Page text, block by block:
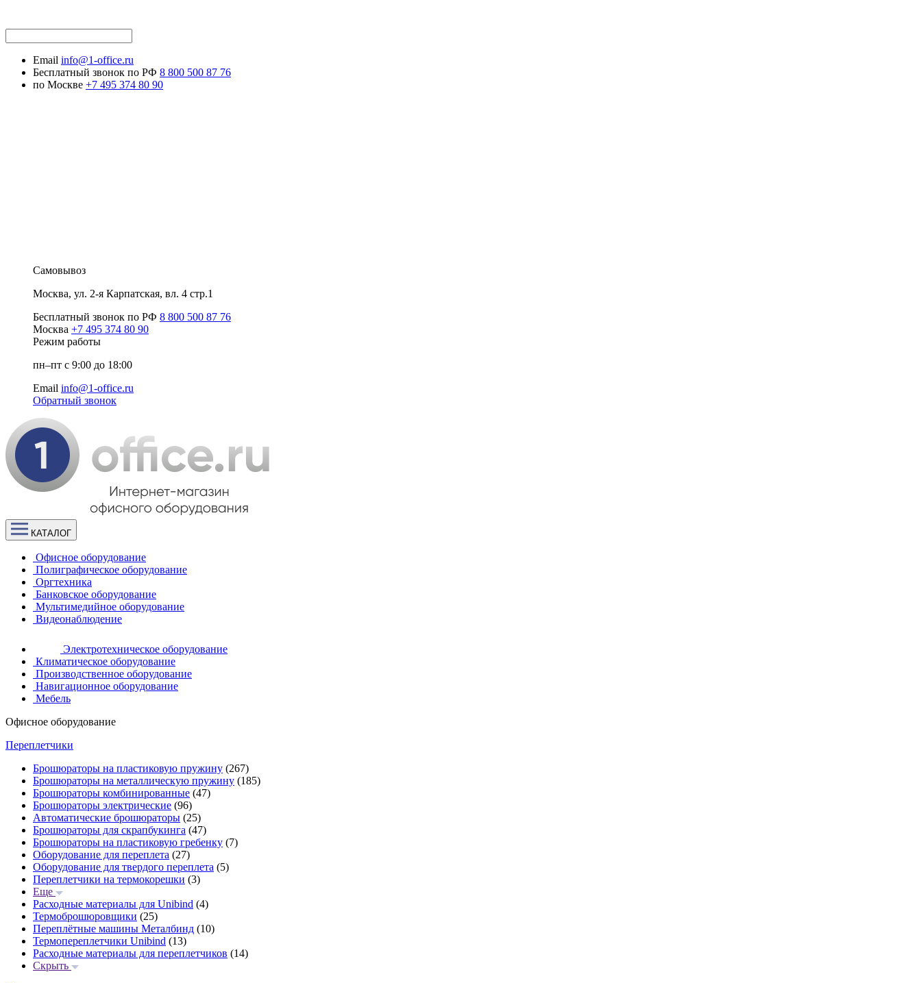
Email info@1-office.ru
Бесплатный звонок по РФ 8 800 500 87 76
по Москве +7 495 374 80 90
Самовывоз
Москва, ул. 2-я Карпатская, вл. 4 стр.1
Бесплатный звонок по РФ 8 800 500 87 76
Москва +7 495 374 80 90
Режим работы
пн–пт с 9:00 до 18:00
Email info@1-office.ru
Обратный звонок
КАТАЛОГ
Офисное оборудование
Полиграфическое оборудование
Оргтехника
Банковское оборудование
Мультимедийное оборудование
Видеонаблюдение
Электротехническое оборудование
Климатическое оборудование
Производственное оборудование
Навигационное оборудование
Мебель
Офисное оборудование
Переплетчики
Брошюраторы на пластиковую пружину (267)
Брошюраторы на металлическую пружину (185)
Брошюраторы комбинированные (47)
Брошюраторы электрические (96)
Автоматические брошюраторы (25)
Брошюраторы для скрапбукинга (47)
Брошюраторы на пластиковую гребенку (7)
Оборудование для переплета (27)
Оборудование для твердого переплета (5)
Переплетчики на термокорешки (3)
Еще
Расходные материалы для Unibind (4)
Термоброшюровщики (25)
Переплётные машины Металбинд (10)
Термопереплетчики Unibind (13)
Расходные материалы для переплетчиков (14)
Скрыть